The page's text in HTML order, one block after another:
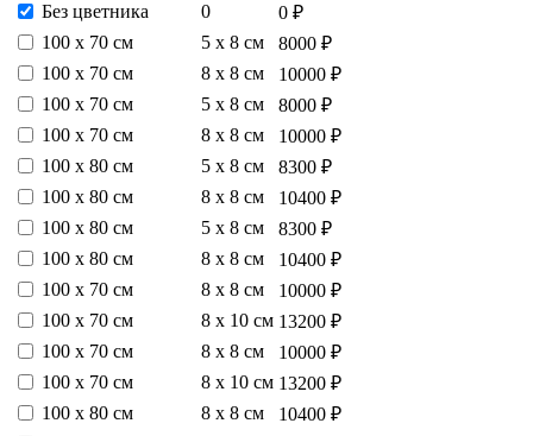
Без цветника
0
0 ₽
100 х 70 см
5 х 8 см
8000 ₽
100 х 70 см
8 х 8 см
10000 ₽
100 х 70 см
5 х 8 см
8000 ₽
100 х 70 см
8 х 8 см
10000 ₽
100 х 80 см
5 х 8 см
8300 ₽
100 х 80 см
8 х 8 см
10400 ₽
100 х 80 см
5 х 8 см
8300 ₽
100 х 80 см
8 х 8 см
10400 ₽
100 х 70 см
8 х 8 см
10000 ₽
100 х 70 см
8 х 10 см 13200 ₽
100 х 70 см
8 х 8 см
10000 ₽
100 х 70 см
8 х 10 см 13200 ₽
100 х 80 см
8 х 8 см
10400 ₽